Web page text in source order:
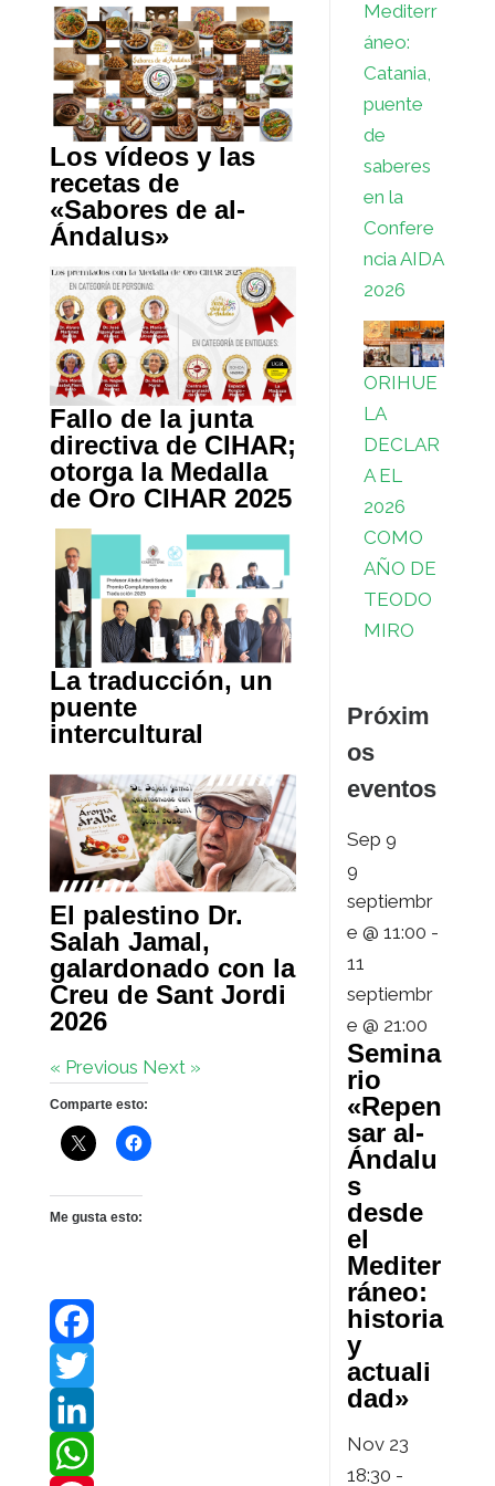
Los vídeos y las
recetas de
«Sabores de al-
Ándalus»
Fallo de la junta
directiva de CIHAR;
otorga la Medalla
de Oro CIHAR 2025
La traducción, un
puente
intercultural
El palestino Dr.
Salah Jamal,
galardonado con la
Creu de Sant Jordi
2026
« Previous Next »
Comparte esto:
Me gusta esto:
F
a
c
T
w
L
Mediterr
áneo:
Catania,
puente
de
saberes
en la
Confere
ncia AIDA
2026
ORIHUE
LA
DECLAR
A EL
2026
COMO
AÑO DE
TEODO
MIRO
Próxim
os
eventos
Sep9
9
septiembr
e @ 11:00 -
11
septiembr
e @ 21:00
Semina
rio
«Repen
sar al-
Ándalu
s
desde
el
Mediter
ráneo:
historia
y
actuali
dad»
Nov 23
18:30 -